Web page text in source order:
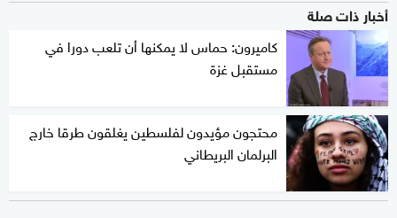
أخبار ذات صلة
كاميرون: حماس لا يمكنها أن تلعب دورا في
مستقبل غزة
محتجون مؤيدون لفلسطين يغلقون طرقا خارج
البرلمان البريطاني